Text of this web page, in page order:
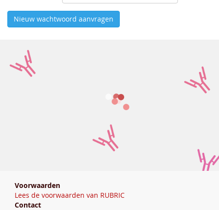
Voorwaarden
Lees de voorwaarden van RUBRIC
Contact